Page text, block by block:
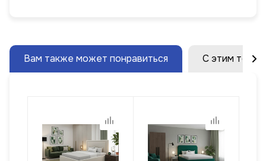
Вам также может понравиться С этим